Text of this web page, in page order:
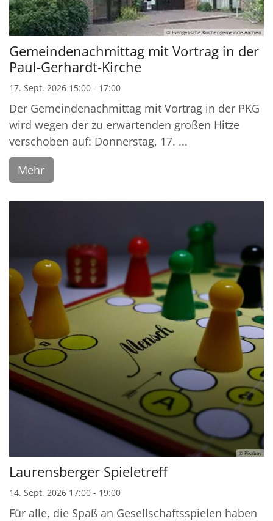
© Evangelische Kirchengemeinde Aachen
Gemeindenachmittag mit Vortrag in der
Paul-Gerhardt-Kirche
17. Sept. 2026 15:00 - 17:00
Der Gemeindenachmittag mit Vortrag in der PKG
wird wegen der zu erwartenden großen Hitze
verschoben auf: Donnerstag, 17. ...
Mehr
© Pixabay
Laurensberger Spieletreff
14. Sept. 2026 17:00 - 19:00
Für alle, die Spaß an Gesellschaftsspielen haben